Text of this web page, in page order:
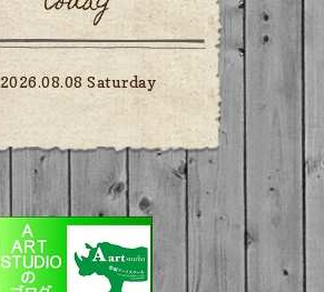
2026.08.08 Saturday